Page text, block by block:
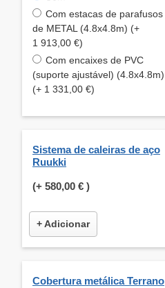
Com estacas de parafusos
de METAL (4.8x4.8m) (+
1 913,00 €)
Com encaixes de PVC
(suporte ajustável) (4.8x4.8m)
(+ 1 331,00 €)
Sistema de caleiras de aço
Ruukki
(+ 580,00 € )
+ Adicionar
Cobertura metálica Terrano